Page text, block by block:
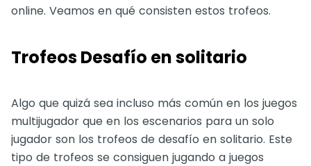
online. Veamos en qué consisten estos trofeos.
Trofeos Desafío en solitario
Algo que quizá sea incluso más común en los juegos
multijugador que en los escenarios para un solo
jugador son los trofeos de desafío en solitario. Este
tipo de trofeos se consiguen jugando a juegos